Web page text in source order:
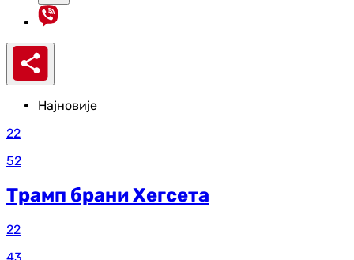
Најновије
22
52
Трамп брани Хегсета
22